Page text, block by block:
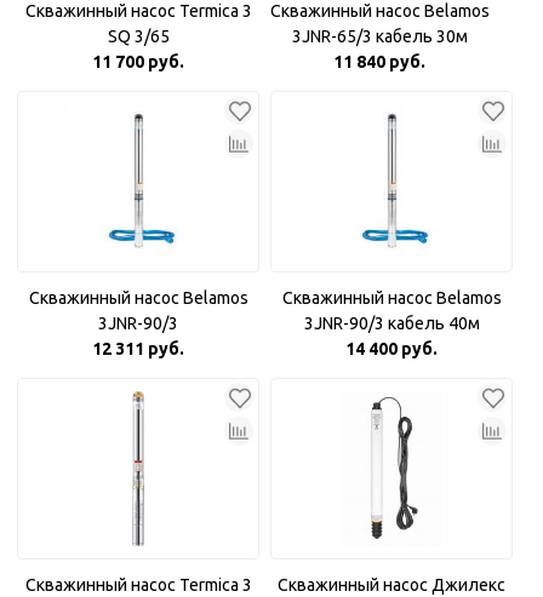
Скважинный насос Termica 3
SQ 3/65
11 700 руб.
Скважинный насос Belamos
3JNR-65/3 кабель 30м
11 840 руб.
Скважинный насос Belamos
3JNR-90/3
12 311 руб.
Скважинный насос Belamos
3JNR-90/3 кабель 40м
14 400 руб.
Скважинный насос Termica 3
Скважинный насос Джилекс